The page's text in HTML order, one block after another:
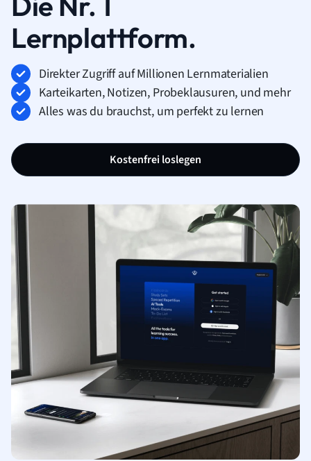
Lernplattform.
Direkter Zugriff auf Millionen Lernmaterialien
Karteikarten, Notizen, Probeklausuren, und mehr
Alles was du brauchst, um perfekt zu lernen
Kostenfrei loslegen